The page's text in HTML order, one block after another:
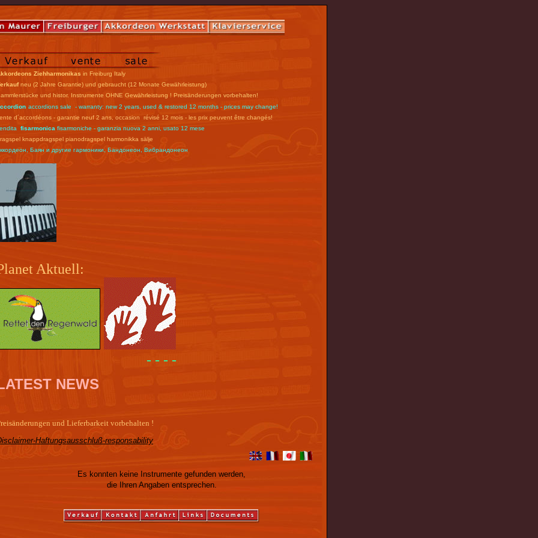
Ziehharmonikas in Freiburg Italy
neu (2 Jahre Garantie) und gebraucht (12 Monate Gewährleistung)
und histor. Instrumente OHNE Gewährleistung ! Preisänderungen vorbehalten!
accordions sale - warranty: new 2 years, used & restored 12 months - prices may change!
d´accordéons - garantie neuf 2 ans, occasion révisé 12 mois - les prix peuvent être changés!
fisarmonica fisarmoniche - garanzia nuova 2 anni, usato 12 mese
knappdragspel pianodragspel harmonikka sälje
Баян и другие гармоники, Бандонеон, Вибрандонеон
Aktuell:
- - - -
NEWS
und Lieferbarkeit vorbehalten !
Haftungsausschluß-responsability
Es konnten keine Instrumente gefunden werden,
die Ihren Angaben entsprechen.